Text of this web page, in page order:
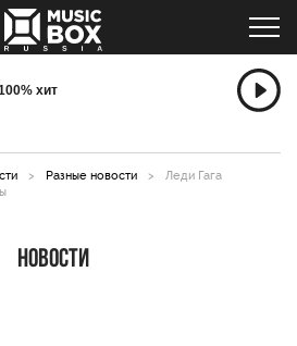
хит
> Разные новости >
Леди Гага
Новости